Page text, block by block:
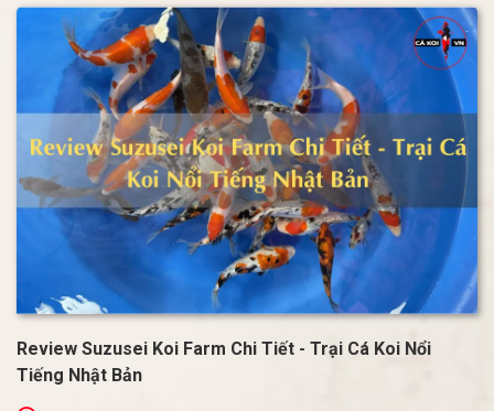
Review Suzusei Koi Farm Chi Tiết - Trại Cá Koi Nổi
Tiếng Nhật Bản